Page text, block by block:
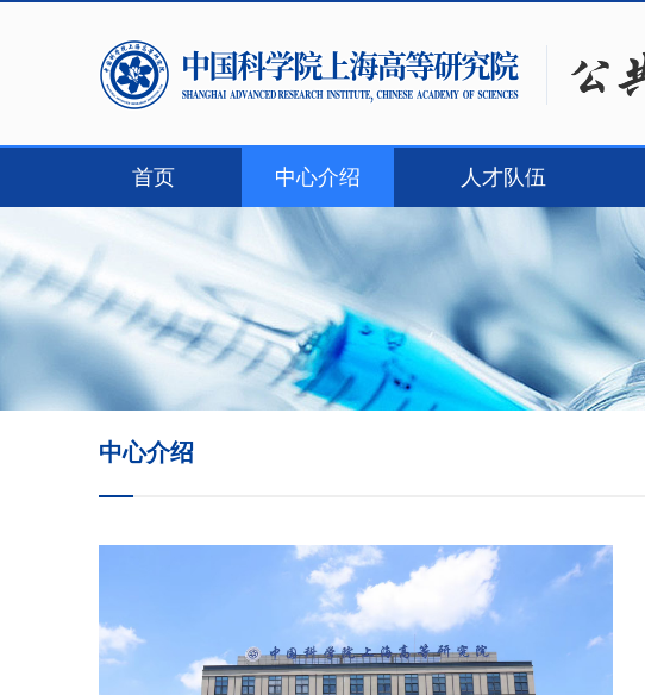
首页 中心介绍 人才队伍
联系我们
中心介绍